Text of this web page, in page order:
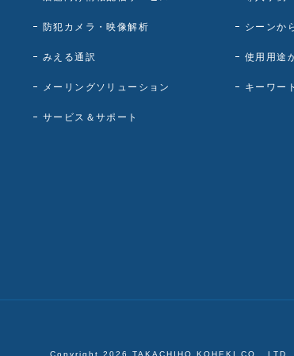
防犯カメラ・映像解析
みえる通訳
メーリングソリューション
サービス＆サポート
シーンか
使用用途
キーワー
Copyright 2026 TAKACHIHO KOHEKI CO.,